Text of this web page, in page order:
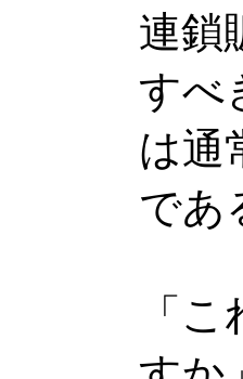
連鎖
すべ
は通
であ
「